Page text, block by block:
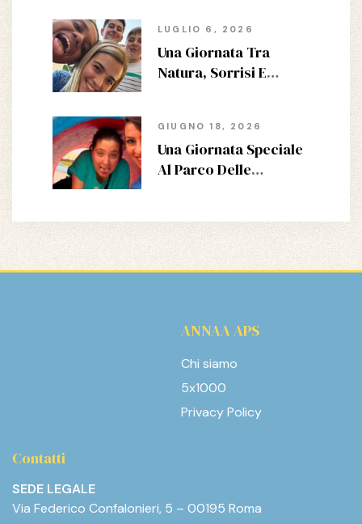
LUGLIO 6, 2026
Una Giornata Tra
Natura, Sorrisi E
GIUGNO 18, 2026
Una Giornata Speciale
Al Parco Delle
ANNAA APS
Chi siamo
5x1000
Privacy Policy
Contatti
SEDE LEGALE
Via Federico Confalonieri, 5 – 00195 Roma